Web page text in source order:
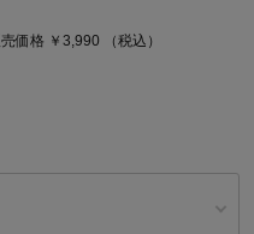
価格 ￥3,990 （税込）